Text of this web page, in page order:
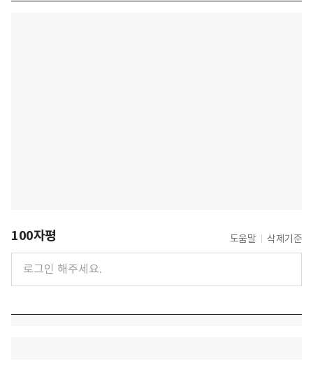
100자평 도움말 삭제기준